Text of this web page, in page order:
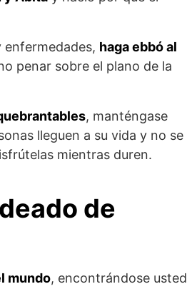
enfermedades, haga ebbó al
penar sobre el plano de la
, manténgase
lleguen a su vida y no se
mientras duren.
de
mundo, encontrándose usted